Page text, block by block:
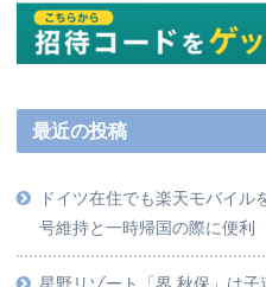
最近の投稿
ドイツ在住でも楽天モバイル
号維持と一時帰国の際に便利